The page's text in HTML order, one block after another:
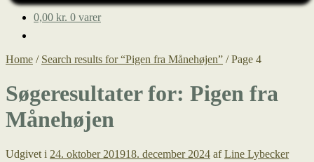
0,00 kr. 0 varer
Home / Search results for “Pigen fra Månehøjen” /Page 4
Søgeresultater for: Pigen fra
Månehøjen
Udgivet i 24. oktober 201918. december 2024 afLine Lybecker